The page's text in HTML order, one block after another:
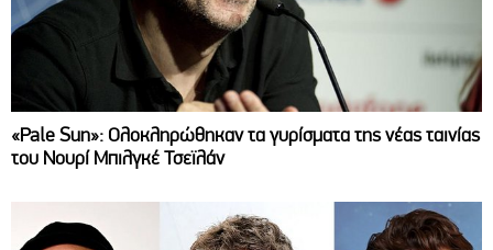
«Pale Sun»: Ολοκληρώθηκαν τα γυρίσματα της νέας ταινίας
του Νουρί Μπιλγκέ Τσεϊλάν